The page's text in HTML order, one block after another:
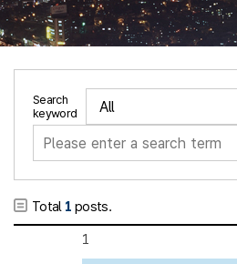
Search
keyword
Total 1 posts.
1